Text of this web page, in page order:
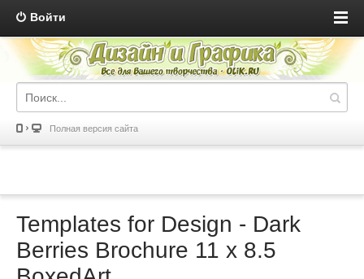
Войти
Полная версия сайта
Templates for Design - Dark
Berries Brochure 11 x 8.5